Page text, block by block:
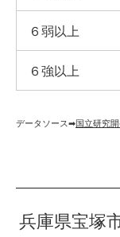
６弱以上
６強以上
データソース➡︎国立研究
兵庫県宝塚